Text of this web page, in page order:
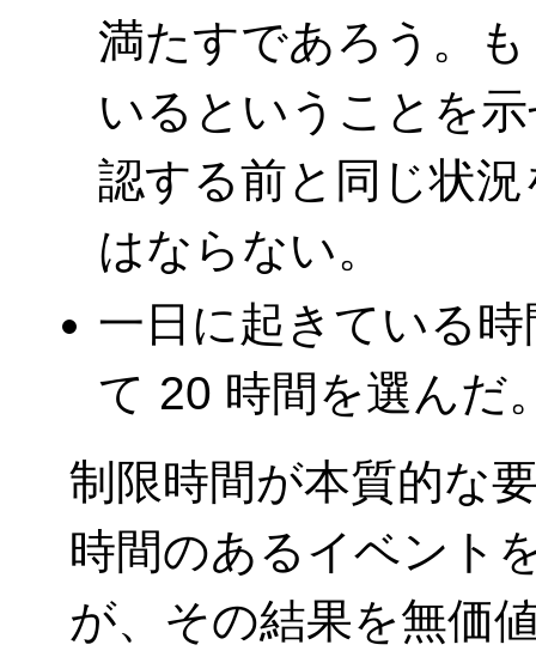
満たすであろう。
いるということを
認する前と同じ状
はならない。
一日に起きている
て 20 時間を選んだ
制限時間が本質的な
時間のあるイベント
が、その結果を無価